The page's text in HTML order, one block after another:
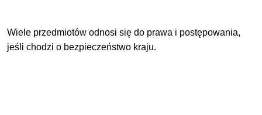
Wiele przedmiotów odnosi się do prawa i postępowania,
jeśli chodzi o bezpieczeństwo kraju.